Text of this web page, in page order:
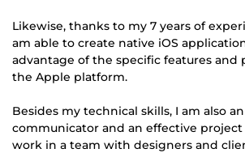
Likewise, thanks to my 7 years of
am able to create native iOS
advantage of the specific features and
the Apple platform.
Besides my technical skills, I am also
communicator and an effective
work in a team with designers and